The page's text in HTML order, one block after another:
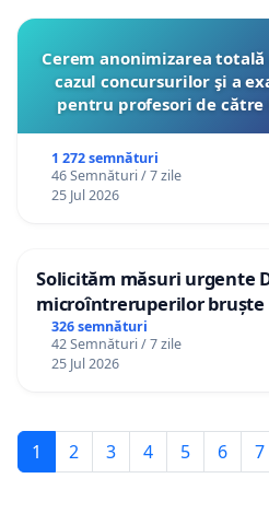
Cerem anonimizarea
cazul concursurilor şi a
pentru profesori de
1 272 semnături
46 Semnături / 7 zile
25 Jul 2026
Solicităm măsuri urgente
microîntreruperilor bruște
Sâncraiu de Mureș și Nazna
326 semnături
42 Semnături / 7 zile
25 Jul 2026
1 2 3 4 5 6 7